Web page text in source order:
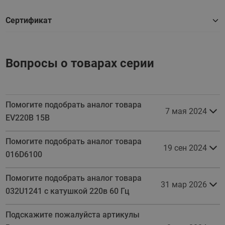
Сертификат
Вопросы о товарах серии
Помогите подобрать аналог товара
EV220B 15В
7 мая 2024
Помогите подобрать аналог товара
016D6100
19 сен 2024
Помогите подобрать аналог товара
032U1241 с катушкой 220в 60 Гц
31 мар 2026
Подскажите пожалуйста артикулы